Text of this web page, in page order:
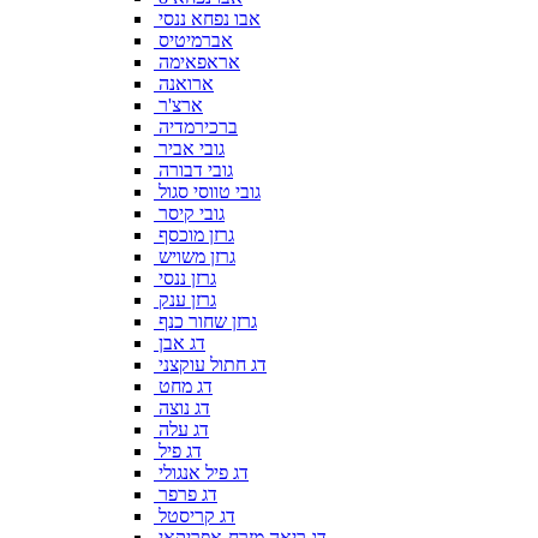
אבו נפחא ננסי
אברמיטיס
אראפאימה
ארואנה
ארצ'ר
ברכירמדיה
גובי אביר
גובי דבורה
גובי טווסי סגול
גובי קיסר
גרזן מוכסף
גרזן משויש
גרזן ננסי
גרזן ענק
גרזן שחור כנף
דג אבן
דג חתול עוקצני
דג מחט
דג נוצה
דג עלה
דג פיל
דג פיל אנגולי
דג פרפר
דג קריסטל